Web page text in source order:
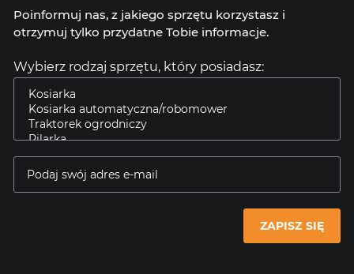
Poinformuj nas, z jakiego sprzętu korzystasz i
otrzymuj tylko przydatne Tobie informacje.
Wybierz rodzaj sprzętu, który posiadasz:
ZAPISZ SIĘ